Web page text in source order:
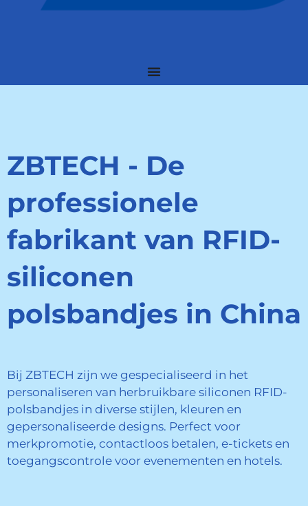
ZBTECH - De
professionele
fabrikant van RFID-
siliconen
polsbandjes in China
Bij ZBTECH zijn we gespecialiseerd in het
personaliseren van herbruikbare siliconen RFID-
polsbandjes in diverse stijlen, kleuren en
gepersonaliseerde designs. Perfect voor
merkpromotie, contactloos betalen, e-tickets en
toegangscontrole voor evenementen en hotels.